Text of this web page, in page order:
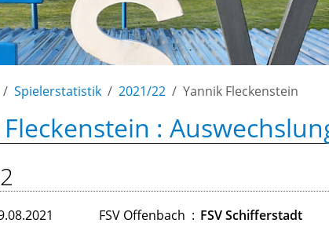
Spielerstatistik 2021/22 Yannik Fleckenstein
:
FSV Offenbach : FSV Schifferstadt